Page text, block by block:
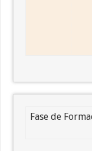
Fase de